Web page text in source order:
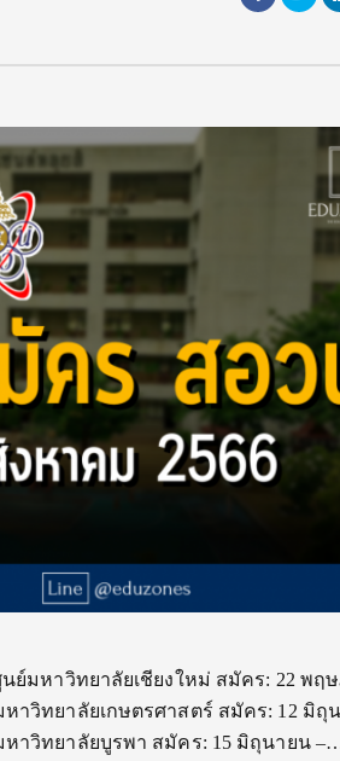
ย์มหาวิทยาลัยเชียงใหม่ สมัคร: 22 พฤ
าวิทยาลัยเกษตรศาสตร์ สมัคร: 12 มิถุ
หาวิทยาลัยบูรพา สมัคร: 15 มิถุนายน